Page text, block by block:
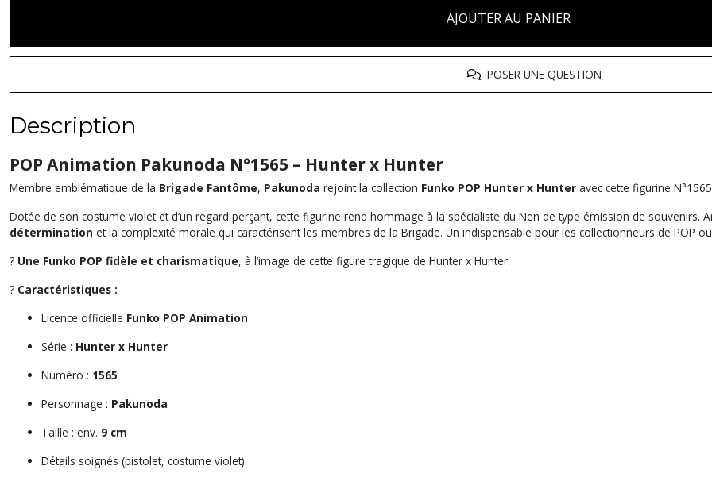
AJOUTER AU PANIER
POSER UNE QUESTION
Description
POP Animation Pakunoda N°1565 – Hunter x Hunter
Membre emblématique de la Brigade Fantôme, Pakunoda rejoint la collection Funko POP Hunter x Hunter avec cette figurine
Dotée de son costume violet et d’un regard perçant, cette figurine rend hommage à la spécialiste du Nen de type émission de souvenirs.
détermination et la complexité morale qui caractérisent les membres de la Brigade. Un indispensable pour les collectionneurs de POP
? Une Funko POP fidèle et charismatique, à l’image de cette figure tragique de Hunter x Hunter.
? Caractéristiques :
Licence officielle Funko POP Animation
Série : Hunter x Hunter
Numéro : 1565
Personnage : Pakunoda
Taille : env. 9 cm
Détails soignés (pistolet, costume violet)